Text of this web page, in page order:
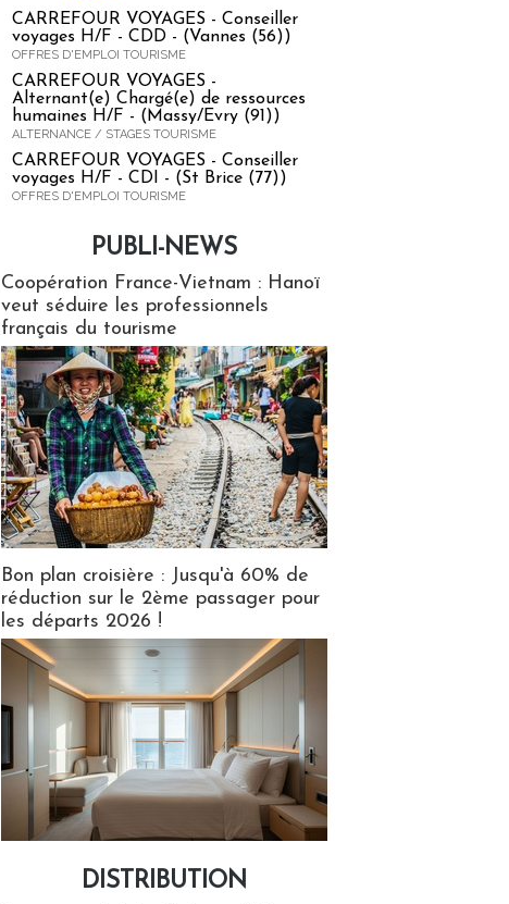
CARREFOUR VOYAGES - Conseiller
voyages H/F - CDD - (Vannes (56))
OFFRES D'EMPLOI TOURISME
CARREFOUR VOYAGES -
Alternant(e) Chargé(e) de ressources
humaines H/F - (Massy/Evry (91))
ALTERNANCE / STAGES TOURISME
CARREFOUR VOYAGES - Conseiller
voyages H/F - CDI - (St Brice (77))
OFFRES D'EMPLOI TOURISME
PUBLI-NEWS
Coopération France-Vietnam : Hanoï
veut séduire les professionnels
français du tourisme
Bon plan croisière : Jusqu'à 60% de
réduction sur le 2ème passager pour
les départs 2026 !
DISTRIBUTION